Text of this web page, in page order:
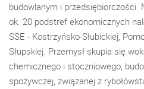
budowlanym i przedsiębiorczości.
ok. 20 podstref ekonomicznych
SSE - Kostrzyńsko-Słubickiej,
Słupskiej. Przemysł skupia się
chemicznego i stoczniowego,
spożywczej, związanej z